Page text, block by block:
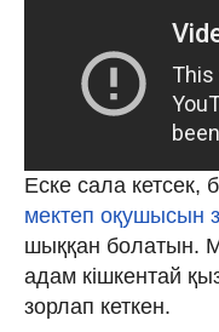
Еске сала кетсек,
мектеп оқушысын
шыққан болатын.
адам кішкентай
зорлап кеткен.